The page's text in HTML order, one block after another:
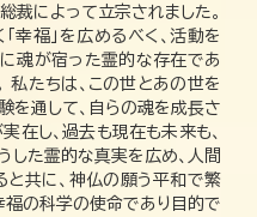
によって立宗されました。
幸福」を広めるべく、活動を
魂が宿った霊的な存在であ
私たちは、この世とあの世を
を通して、自らの魂を成長さ
在し、過去も現在も未来も、
した霊的な真実を広め、人間
共に、神仏の願う平和で繁
福の科学の使命であり目的で